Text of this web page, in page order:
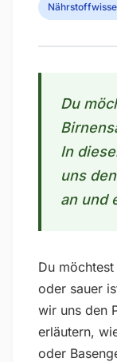
Du
In
uns
an und
Du
oder sauer
wir uns den
erläutern,
oder